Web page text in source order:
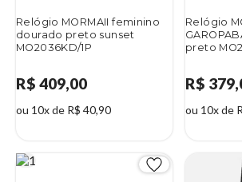
Relógio MORMAII feminino
dourado preto sunset
MO2036KD/1P
R$ 409,00
ou 10x de R$ 40,90
Relógio
preto
R$
ou 10x de